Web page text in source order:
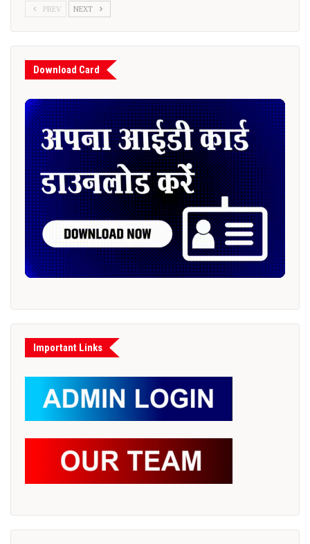
PREV NEXT
Download Card
Important Links